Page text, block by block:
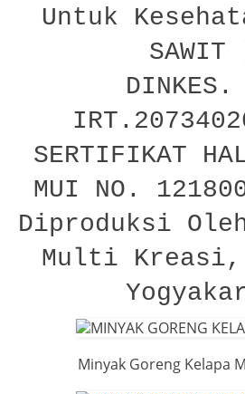
Untuk
SAWIT
SERTIFIKAT
MUI NO.
Diproduksi
Multi
Minyak Goreng Kelapa